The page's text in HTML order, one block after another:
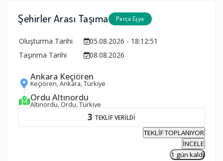
Şehirler Arası Taşıma Parça Eşya
Oluşturma Tarihi
05.08.2026 - 18:12:51
Taşınma Tarihi
08.08.2026
Ankara Keçiören
Keçiören, Ankara, Türkiye
Ordu Altınordu
Altınordu, Ordu, Türkiye
3 TEKLİF VERİLDİ
TEKLİF TOPLANIYOR
İNCELE
1 gün kaldı